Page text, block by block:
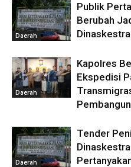
Daerah
Publik
Berubah
Daerah
Kapolres
Ekspedisi
Daerah
Tender